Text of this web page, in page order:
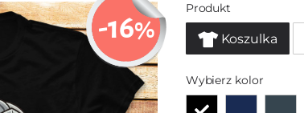
-16%
Produkt
Koszulka
Wybierz kolor